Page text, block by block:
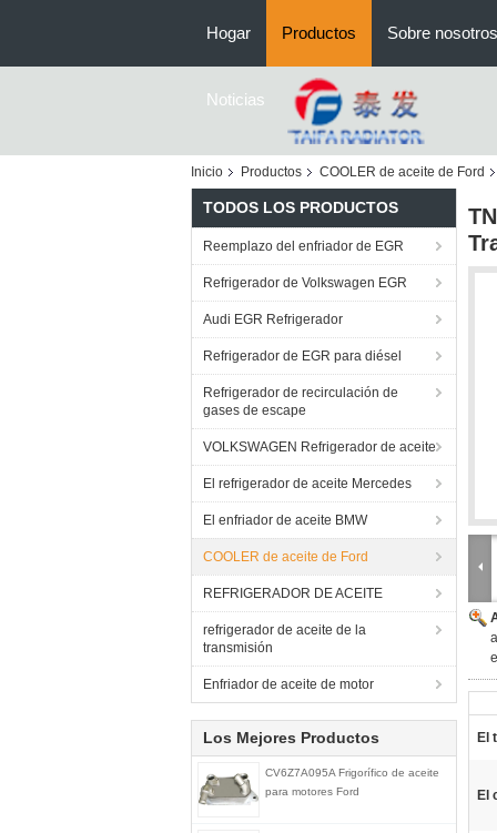
Hogar Productos Sobre nosotros
Noticias
Inicio Productos COOLER de aceite de Ford
TODOS LOS PRODUCTOS
Reemplazo del enfriador de EGR
Refrigerador de Volkswagen EGR
Audi EGR Refrigerador
Refrigerador de EGR para diésel
Refrigerador de recirculación de
gases de escape
VOLKSWAGEN Refrigerador de aceite
El refrigerador de aceite Mercedes
El enfriador de aceite BMW
COOLER de aceite de Ford
REFRIGERADOR DE ACEITE
refrigerador de aceite de la
transmisión
Enfriador de aceite de motor
Los Mejores Productos
CV6Z7A095A Frigorífico de aceite
para motores Ford
El
El